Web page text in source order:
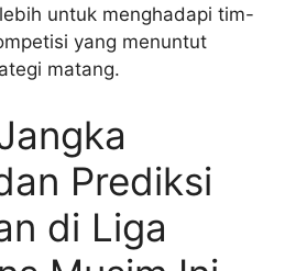
untuk menghadapi tim-
yang menuntut
matang.
Prediksi
di Liga